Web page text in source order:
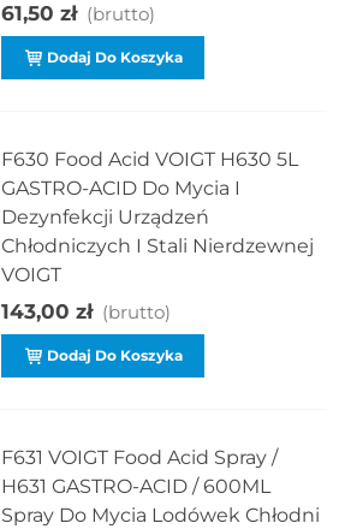
61,50 zł (brutto)
Dodaj Do Koszyka
F630 Food Acid VOIGT H630 5L
GASTRO-ACID Do Mycia I
Dezynfekcji Urządzeń
Chłodniczych I Stali Nierdzewnej
VOIGT
143,00 zł (brutto)
Dodaj Do Koszyka
F631 VOIGT Food Acid Spray /
H631 GASTRO-ACID / 600ML
Spray Do Mycia Lodówek Chłodni